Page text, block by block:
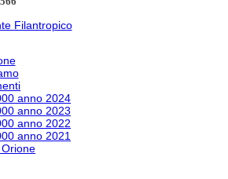
anno 2024
anno 2023
anno 2022
anno 2021